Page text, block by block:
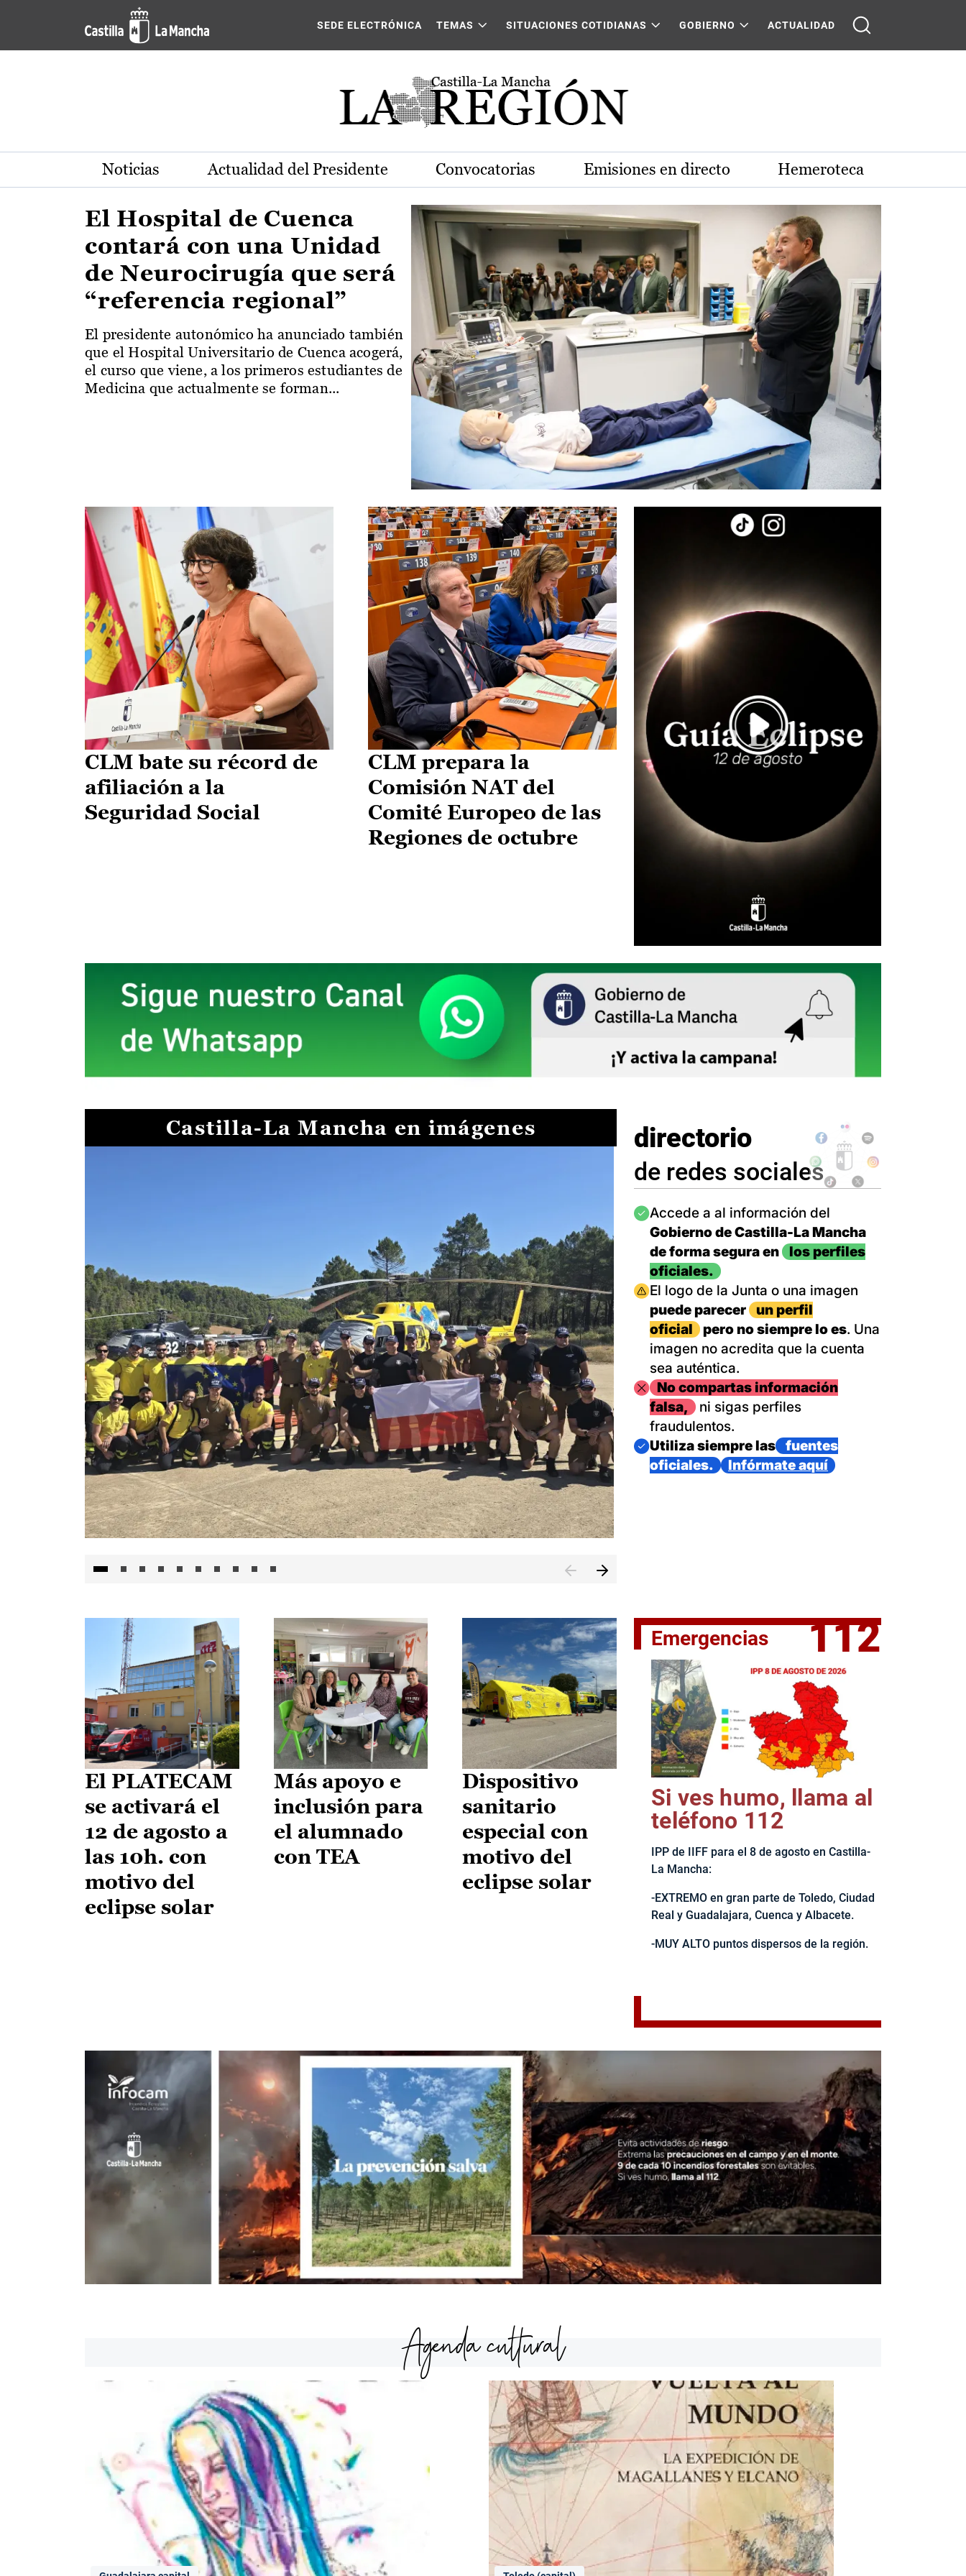
Pasar al contenido principal
Actualidad de la región de Castilla-La Mancha
SEDE ELECTRÓNICA TEMAS SITUACIONES COTIDIANAS GOBIERNO ACTUALIDAD
Noticias Actualidad del Presidente Convocatorias Emisiones en directo Hemeroteca
El Hospital de Cuenca
contará con una Unidad
de Neurocirugía que será
“referencia regional”
El presidente autonómico ha anunciado también
que el Hospital Universitario de Cuenca acogerá,
el curso que viene, a los primeros estudiantes de
Medicina que actualmente se forman...
CLM bate su récord de
afiliación a la
Seguridad Social
CLM prepara la
Comisión NAT del
Comité Europeo de las
Regiones de octubre
Castilla-La Mancha en imágenes
II Vuelta Ciclista CLM LEADER
directorio
de redes sociales
Imagen
Accede a al información del
Gobierno de Castilla-La Mancha
de forma segura en
los perfiles
oficiales.
Imagen
El logo de la Junta o una imagen
puede parecer
un perfil
oficial
pero no siempre lo es. Una
imagen no acredita que la cuenta
sea auténtica.
ImagenNo compartas información
falsa,
ni sigas perfiles
fraudulentos.
Imagen
Utiliza siempre las
fuentes
oficiales.
Infórmate aquí
El PLATECAM
se activará el
12 de agosto a
las 10h. con
motivo del
eclipse solar
Más apoyo e
inclusión para
el alumnado
con TEA
Dispositivo
sanitario
especial con
motivo del
eclipse solar
Emergencias 112
Si ves humo, llama al
teléfono 112
IPP de IIFF para el 8 de agosto en Castilla-
La Mancha:
-EXTREMO en gran parte de Toledo, Ciudad
Real y Guadalajara, Cuenca y Albacete.
-MUY ALTO puntos dispersos de la región.
Agenda cultural